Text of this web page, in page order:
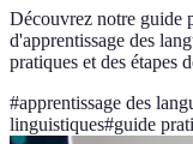
Découvrez notre guide
d'apprentissage des
pratiques et des étapes
#apprentissage des
linguistiques#guide